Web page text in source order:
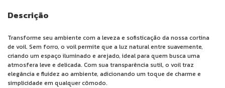
Descrição
Transforme seu ambiente com a leveza e sofisticação da nossa cortina
de voil. Sem forro, o voil permite que a luz natural entre suavemente,
criando um espaço iluminado e arejado, ideal para quem busca uma
atmosfera leve e delicada. Com sua transparência sutil, o voil traz
elegância e fluidez ao ambiente, adicionando um toque de charme e
simplicidade em qualquer cômodo.